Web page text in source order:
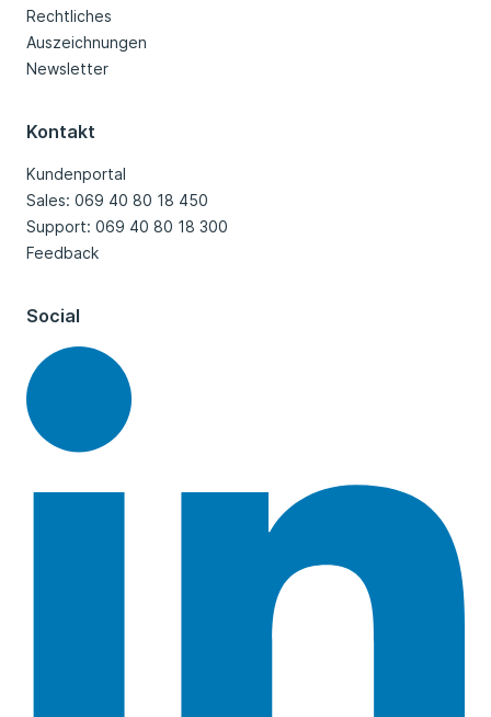
Rechtliches
Auszeichnungen
Newsletter
Kontakt
Kundenportal
Sales: 069 40 80 18 450
Support: 069 40 80 18 300
Feedback
Social